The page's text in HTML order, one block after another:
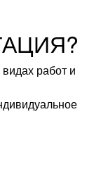
работ и